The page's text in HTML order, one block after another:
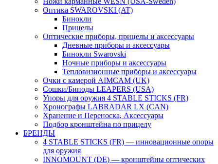
Оптика SWAROVSKI (AT)
Бинокли
Прицелы
Оптические приборы, прицелы и аксессуары
Дневные приборы и аксессуары
Бинокли Swarovski
Ночные приборы и аксессуары
Тепловизионные приборы и аксессуары
Очки с камерой AIMCAM (UK)
Сошки/Биподы LEAPERS (USA)
Упоры для оружия 4 STABLE STICKS (FR)
Хронографы LABRADAR LX (CAN)
Хранение и Переноска, Аксессуары
Подбор кронштейна по прицелу
БРЕНДЫ
4 STABLE STICKS (FR) — инновационные опоры
для оружия
INNOMOUNT (DE) — кронштейны оптических